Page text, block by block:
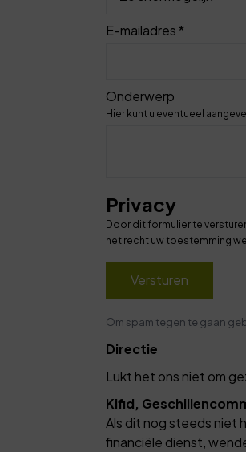
E-mailadres *
Onderwerp
Hier kunt u eventueel
Privacy
Door dit formulier te
het recht uw toestemming
Versturen
Om spam tegen te gaan
Directie
Lukt het ons niet om
Kifid,
Als dit nog steeds niet
financiële dienst,